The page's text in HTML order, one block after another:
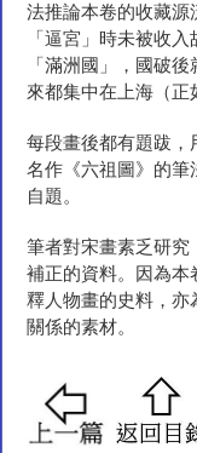
法推論本卷的收藏
「逼宮」時未被收
「滿洲國」，國破
來都集中在上海（正
每段畫後都有題跋
名作《六祖圖》的
自題。
筆者對宋畫素乏研究
補正的資料。因為本
釋人物畫的史料，
關係的素材。